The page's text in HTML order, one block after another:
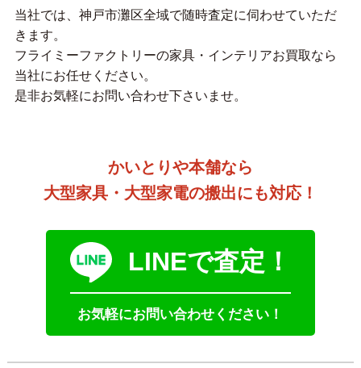
当社では、神戸市灘区全域で随時査定に伺わせていただ
きます。
フライミーファクトリーの家具・インテリアお買取なら
当社にお任せください。
是非お気軽にお問い合わせ下さいませ。
かいとりや本舗なら
大型家具・大型家電の搬出にも対応！
LINEで査定！
お気軽にお問い合わせください！